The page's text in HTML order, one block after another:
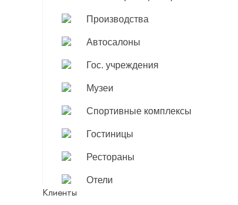
Производства
Автосалоны
Гос. учреждения
Музеи
Спортивные комплексы
Гостиницы
Рестораны
Отели
Клиенты